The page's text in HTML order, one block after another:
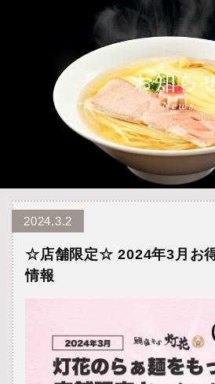
2024.3.2
☆店舗限定☆ 2024年3月お
情報